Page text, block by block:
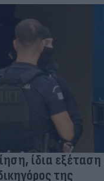
ίδια εξέταση
της